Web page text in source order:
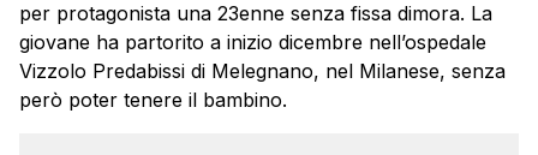
per protagonista una 23enne senza fissa dimora. La
giovane ha partorito a inizio dicembre nell’ospedale
Vizzolo Predabissi di Melegnano, nel Milanese, senza
però poter tenere il bambino.